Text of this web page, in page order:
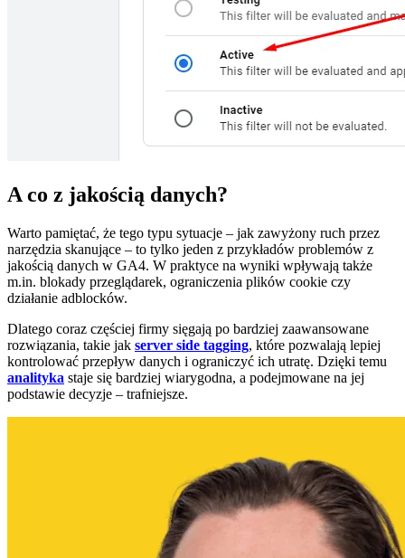
A co z jakością danych?
Warto pamiętać, że tego typu sytuacje – jak zawyżony ruch przez
narzędzia skanujące – to tylko jeden z przykładów problemów z
jakością danych w GA4. W praktyce na wyniki wpływają także
m.in. blokady przeglądarek, ograniczenia plików cookie czy
działanie adblocków.
Dlatego coraz częściej firmy sięgają po bardziej zaawansowane
rozwiązania, takie jak server side tagging, które pozwalają lepiej
kontrolować przepływ danych i ograniczyć ich utratę. Dzięki temu
analityka staje się bardziej wiarygodna, a podejmowane na jej
podstawie decyzje – trafniejsze.